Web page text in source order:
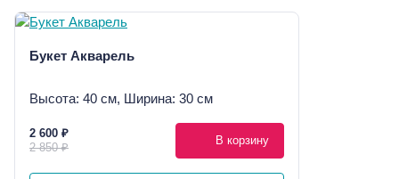
Букет Акварель
Высота: 40 см, Ширина: 30 см
2 600 ₽
2 850 ₽
В корзину